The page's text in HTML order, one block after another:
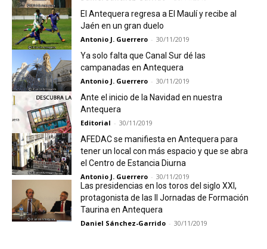
El Antequera regresa a El Maulí y recibe al
Jaén en un gran duelo
Antonio J. Guerrero - 30/11/2019
Ya solo falta que Canal Sur dé las
campanadas en Antequera
Antonio J. Guerrero - 30/11/2019
Ante el inicio de la Navidad en nuestra
Antequera
Editorial - 30/11/2019
AFEDAC se manifiesta en Antequera para
tener un local con más espacio y que se abra
el Centro de Estancia Diurna
Antonio J. Guerrero - 30/11/2019
Las presidencias en los toros del siglo XXI,
protagonista de las II Jornadas de Formación
Taurina en Antequera
Daniel Sánchez-Garrido - 30/11/2019